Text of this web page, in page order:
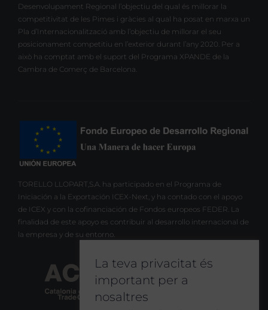
Desenvolupament Regional l’objectiu del qual és millorar la
competitivitat de les Pimes i gràcies al qual ha posat en marxa un
Pla d’Internacionalització amb l’objectiu de millorar el seu
posicionament competitiu en l’exterior durant l’any 2020. Per a
això ha comptat amb el suport del Programa XPANDE de la
Cambra de Comerç de Barcelona.
TORELLO LLOPART,S.A. ha participado en el Programa de
Iniciación a la Exportación ICEX-Next, y ha contado con el apoyo
de ICEX y con la cofinanciación de Fondos europeos FEDER. La
finalidad de este apoyo es contribuir al desarrollo internacional de
la empresa y de su entorno.
La teva privacitat és
important per a
nosaltres